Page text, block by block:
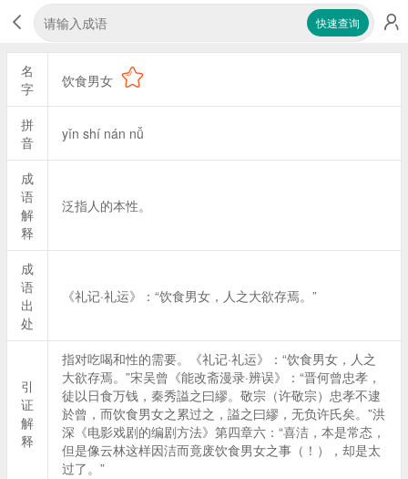
快速查询
名
字
饮食男女
拼
音
yǐn shí nán nǚ
成
语
解
释
泛指人的本性。
成
语
出
处
《礼记·礼运》：“饮食男女，人之大欲存焉。”
引
证
解
释
指对吃喝和性的需要。《礼记·礼运》：“饮食男女，人之
大欲存焉。”宋吴曾《能改斋漫录·辨误》：“晋何曾忠孝，
徒以日食万钱，秦秀謚之曰繆。敬宗（许敬宗）忠孝不逮
於曾，而饮食男女之累过之，謚之曰繆，无负许氏矣。”洪
深《电影戏剧的编剧方法》第四章六：“喜洁，本是常态，
但是像云林这样因洁而竟废饮食男女之事（！），却是太
过了。”